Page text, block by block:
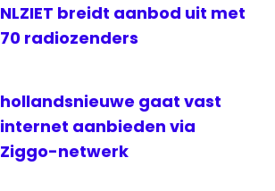
NLZIET breidt aanbod uit met
70 radiozenders
hollandsnieuwe gaat vast
internet aanbieden via
Ziggo-netwerk